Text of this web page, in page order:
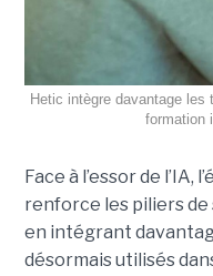
Hetic intègre davantage les
formation
Face à l’essor de l’IA,
renforce les piliers de
en intégrant
désormais utilisés